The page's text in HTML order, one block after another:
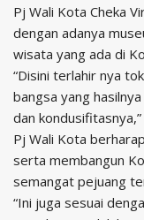
Pj Wali Kota Cheka
dengan adanya
wisata yang ada di
“Disini terlahir nya
bangsa yang
dan
Pj Wali Kota
serta membangun
semangat pejuang
“Ini juga sesuai